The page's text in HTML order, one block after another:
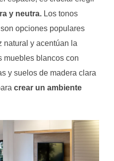
y neutra. Los tonos
opciones populares
natural y acentúan la
muebles blancos con
y suelos de madera clara
crear un ambiente